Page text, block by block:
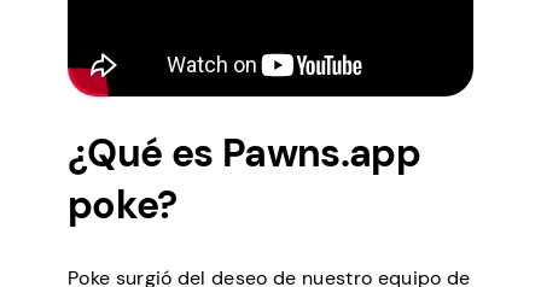
¿Qué es Pawns.app
poke?
Poke surgió del deseo de nuestro equipo de